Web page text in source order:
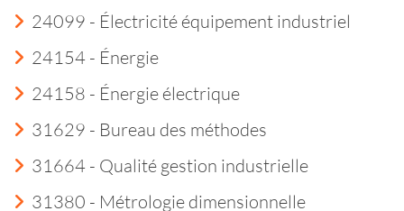
24099 - Électricité équipement industriel
24154 - Énergie
24158 - Énergie électrique
31629 - Bureau des méthodes
31664 - Qualité gestion industrielle
31380 - Métrologie dimensionnelle